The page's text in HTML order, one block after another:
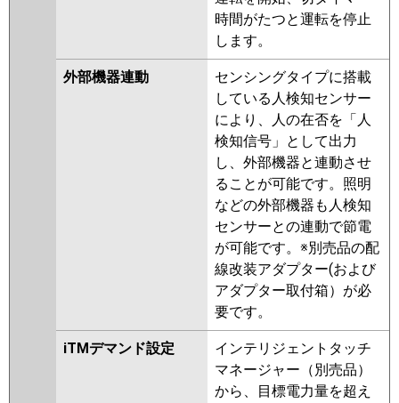
P80T6SGN1時間がたつと運転を停止
します。
外部機器連動
センシングタイプに搭載
している人検知センサー
により、人の在否を「人
検知信号」として出力
し、外部機器と連動させ
ることが可能です。照明
などの外部機器も人検知
センサーとの連動で節電
が可能です。※別売品の配
線改装アダプター(および
アダプター取付箱）が必
要です。
iTMデマンド設定
インテリジェントタッチ
マネージャー（別売品）
から、目標電力量を超え